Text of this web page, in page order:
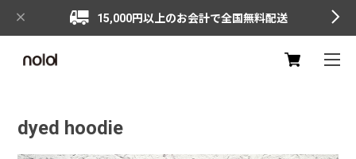
15,000円以上のお会計で全国無料配送
dyed hoodie